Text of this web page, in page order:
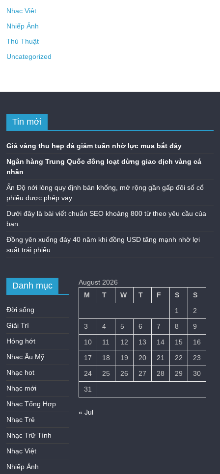
Nhạc Việt
Nhiếp Ảnh
Thủ Thuật
Uncategorized
Tin mới
Giá vàng thu hẹp đà giảm tuần nhờ lực mua bắt đáy
Ngân hàng Trung Quốc đồng loạt dừng giao dịch vàng cá
nhân
Ấn Độ nới lỏng quy định bán khống, mở rộng gần gấp đôi số cổ
phiếu được phép vay
Dưới đây là bài viết chuẩn SEO khoảng 800 từ theo yêu cầu của
bạn.
Đồng yên xuống đáy 40 năm khi đồng USD tăng mạnh nhờ lợi
suất trái phiếu
Danh mục
Đời sống
Giải Trí
Hóng hớt
Nhạc Âu Mỹ
Nhạc hot
Nhạc mới
Nhạc Tổng Hợp
Nhạc Trẻ
Nhạc Trữ Tình
Nhạc Việt
Nhiếp Ảnh
August 2026
M
T W T F S
S
1
2
3
4 5 6 7 8
9
10
11 12 13 14 15
16
17
18 19 20 21 22
23
24
25 26 27 28 29
30
31
« Jul